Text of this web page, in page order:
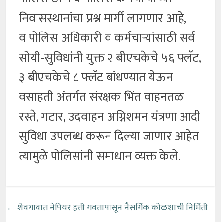
निवासस्थानांचा प्रश्न मार्गी लागणार आहे,
व पोलिस अधिकारी व कर्मचाऱ्यांसाठी सर्व
सोयी-सुविधांनी युक्त २ बीएचकेचे ५६ फ्लॅट,
३ बीएचकेचे ८ फ्लॅट बांधण्यात येऊन
वसाहती अंतर्गत संरक्षक भिंत वाहनतळ
रस्ते, गटार, उदवाहन अग्निशमन यंत्रणा आदी
सुविधा उपलब्ध करून दिल्या जाणार आहेत
त्यामुळे पोलिसांनी समाधान व्यक्त केले.
← शेवगावात नेपियर हत्ती गवतापासून नैसर्गिक कोळशाची निर्मिती